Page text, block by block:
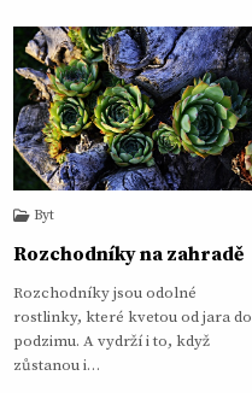
Byt
Rozchodníky na zahradě
Rozchodníky jsou odolné
rostlinky, které kvetou od jara do
podzimu. A vydrží i to, když
zůstanou i…